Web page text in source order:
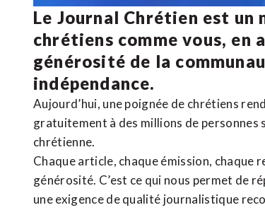
Le Journal Chrétien est un
chrétiens comme vous, en
générosité de la
indépendance.
Aujourd’hui, une poignée de chrétiens
gratuitement à des millions de personnes
chrétienne.
Chaque article, chaque émission,
générosité. C’est ce qui nous permet de
une exigence de qualité journalistique